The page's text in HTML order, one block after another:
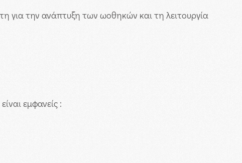
για την ανάπτυξη των ωοθηκών και τη λειτουργία
εμφανείς :